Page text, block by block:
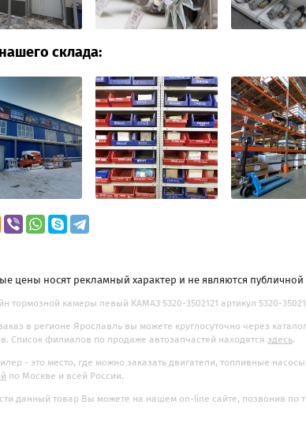
склада:
цены носят рекламный характер и не являются
тормозной камеры левый КАМАЗ 5320-3502121 артикул 5320-
в регионе Ярославль вы можете круглосуточно через
Список филиалов по продаже автозапчастей находятся здесь.
- это место, где можно заказать двигатели, топливные
по Москве и всей России.
данный товар Вы можете на нашем on-line сайте, позвонив по